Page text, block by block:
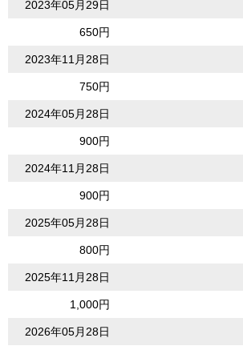
2023年05月29日
650円
2023年11月28日
750円
2024年05月28日
900円
2024年11月28日
900円
2025年05月28日
800円
2025年11月28日
1,000円
2026年05月28日